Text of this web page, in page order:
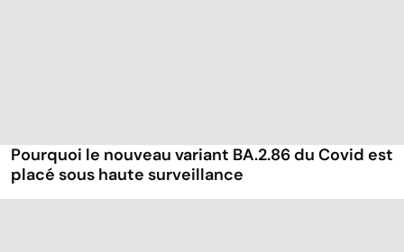
Pourquoi le nouveau variant BA.2.86 du Covid est
placé sous haute surveillance